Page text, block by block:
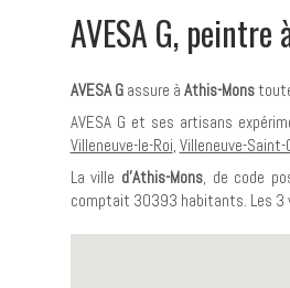
AVESA G,
AVESA Gassure à Athis-Mons
AVESA G et ses artisans
Villeneuve-le-Roi, Villeneuve-Saint-
La ville d'Athis-Mons, de code
comptait 30393 habitants. Les 3